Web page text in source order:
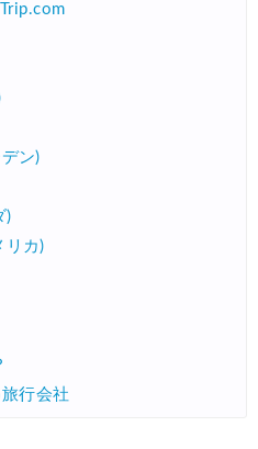
クーポン
ア) 6,900円~
OFFクーポン
2,500円OFFクーポン
最大5,000円OFFクーポン
大28,000円OFFクーポン
大28,000円OFFクーポン
最大30,000円OFFクーポン
ン)
)
リカ)
行会社